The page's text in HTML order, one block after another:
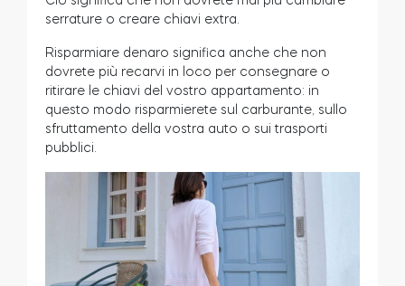
serrature o creare chiavi extra.
Risparmiare denaro significa anche che non
dovrete più recarvi in loco per consegnare o
ritirare le chiavi del vostro appartamento: in
questo modo risparmierete sul carburante, sullo
sfruttamento della vostra auto o sui trasporti
pubblici.